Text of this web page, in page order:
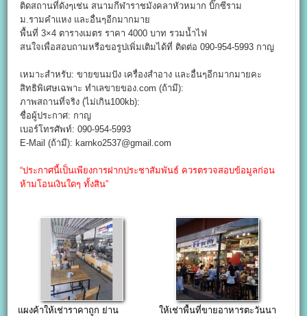
ติดสถานที่ดังๆเช่น สนามกีฬาราชมังคลาหัวหมาก บิ๊กซีราม
ม.รามคำแหง และอื่นๆอีกมากมาย
พื้นที่ 3×4 ตารางเมตร ราคา 4000 บาท รวมน้ำไฟ
สนใจเพื่อสอบถามหรือขอรูปเพิ่มเติมได้ที่ ติดต่อ 090-954-5993 กาญ
เหมาะสำหรับ: ขายขนมปัง เครื่องสำอาง และอื่นๆอีกมากมายคะ
สิทธิพิเศษเฉพาะ ทำเลขายของ.com (ถ้ามี):
ภาพสถานที่จริง (ไม่เกิน100kb):
ชื่อผู้ประกาศ: กาญ
เบอร์โทรศัพท์: 090-954-5993
E-Mail (ถ้ามี): karnko2537@gmail.com
“ประกาศนี้เป็นเพียงการฝากประชาสัมพันธ์ ควรตรวจสอบข้อมูลก่อน
ห้ามโอนเงินใดๆ ทั้งสิน”
แผงค้าให้เช่าราคาถูก ย่าน
ให้เช่าพื้นที่ขายอาหารตะวันนา